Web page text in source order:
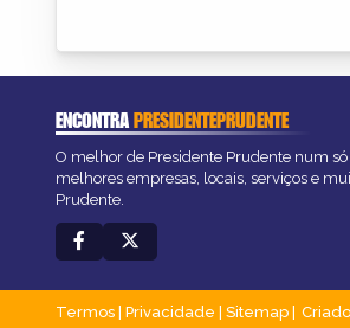
ENCONTRAPRESIDENTEPRUDENTE
O melhor de Presidente Prudente num
melhores empresas, locais, serviços e
Prudente.
Termos | Privacidade | Sitemap